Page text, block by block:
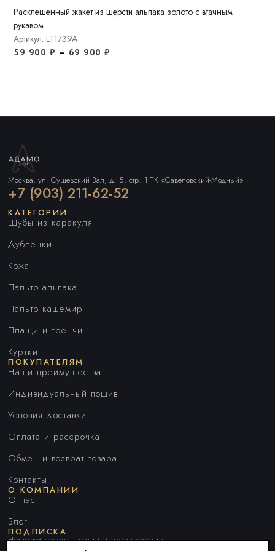
Расклешенный жакет из шерсти альпака золото с втачным
рукавом
Артикул: LT1739A
59 900 ₽ – 69 900₽
Москва, ул. Сущевский Вал, д. 5, стр. 1 ТК «Савеловский-Модный»
+7 (903) 211-62-52
КАТЕГОРИИ
Шубы из каракуля
Дубленки
Кожа
Пальто альпака
Пальто кашемир
Плащи и тренчи
Куртки
ПОКУПАТЕЛЯМ
Наши преимущества
Индивидуальный пошив
Условия доставки
Оплата и рассрочка
Обмен и возврат товара
Контакты
О КОМПАНИИ
О нас
Блог
ПОДПИСКА
Новинки сезона, акции и предложения